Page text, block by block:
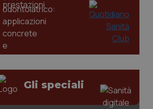
Gli speciali